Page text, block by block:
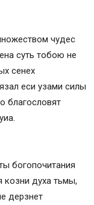
чудес
суть тобою не
сенех
еси узами силы
благословят
богопочитания
козни духа тьмы,
дерзнет